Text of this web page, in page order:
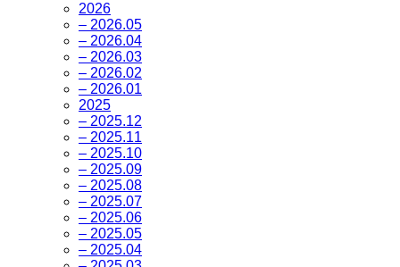
2026
– 2026.05
– 2026.04
– 2026.03
– 2026.02
– 2026.01
2025
– 2025.12
– 2025.11
– 2025.10
– 2025.09
– 2025.08
– 2025.07
– 2025.06
– 2025.05
– 2025.04